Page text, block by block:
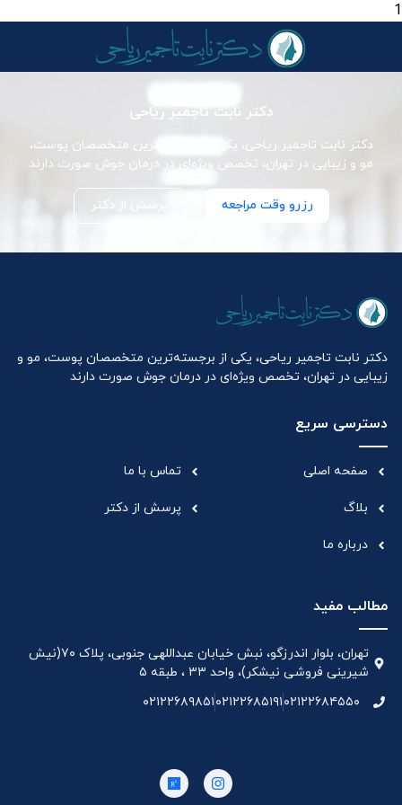
1
دکتر نابت تاجمیر ریاحی
دکتر نابت تاجمیر ریاحی، یکی از برجسته‌ترین متخصصان پوست،
مو و زیبایی در تهران، تخصص ویژه‌ای در درمان جوش صورت دارند
رزرو وقت مراجعه پرسش از دکتر
دکتر نابت تاجمیر ریاحی، یکی از برجسته‌ترین متخصصان پوست، مو و
زیبایی در تهران، تخصص ویژه‌ای در درمان جوش صورت دارند
دسترسی سریع
صفحه اصلی
بلاگ
درباره ما
تماس با ما
پرسش از دکتر
مطالب مفید
تهران، بلوار اندرزگو، نبش خیابان عبداللهی جنوبی، پلاک ۷۰(نیش
شیرینی فروشی نیشکر)، واحد ۳۳ ، طبقه ۵
۰۲۱۲۲۶۸۴۵۵۰۰۲۱۲۲۶۸۵۱۹۱۰۲۱۲۲۶۸۹۸۵۱